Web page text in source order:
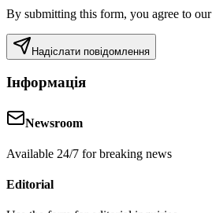
By submitting this form, you agree to our
Надіслати повідомлення
Інформація
Newsroom
Available 24/7 for breaking news
Editorial